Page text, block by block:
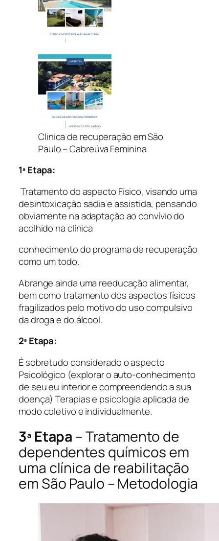
Clinica de recuperação em São
Paulo – Cabreúva Feminina
1ª Etapa:
Tratamento do aspecto Físico, visando uma
desintoxicação sadia e assistida, pensando
obviamente na adaptação ao convívio do
acolhido na clínica
conhecimento do programa de recuperação
como um todo.
Abrange ainda uma reeducação alimentar,
bem como tratamento dos aspectos físicos
fragilizados pelo motivo do uso compulsivo
da droga e do álcool.
2ª Etapa:
É sobretudo considerado o aspecto
Psicológico (explorar o auto-conhecimento
de seu eu interior e compreendendo a sua
doença) Terapias e psicologia aplicada de
modo coletivo e individualmente.
3ª Etapa – Tratamento de
dependentes químicos em
uma clínica de reabilitação
em São Paulo – Metodologia